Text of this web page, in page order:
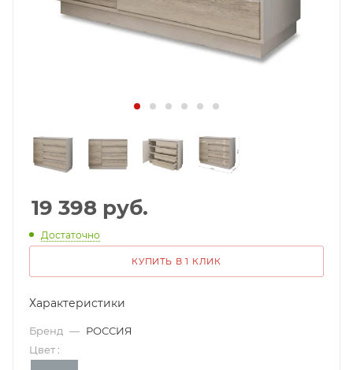
19 398 руб.
Достаточно
КУПИТЬ В 1 КЛИК
Характеристики
Бренд — РОССИЯ
Цвет :